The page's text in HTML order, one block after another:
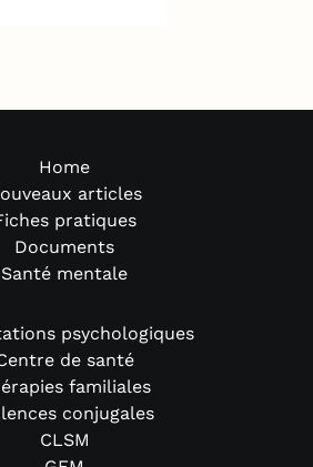
Home
articles
pratiques
Documents
Santé mentale
psychologiques
de santé
familiales
conjugales
CLSM